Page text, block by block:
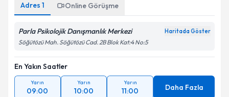
Adres 1 Online Görüşme
Parla Psikolojik Danışmanlık Merkezi Haritada Göster
Söğütözü Mah. Söğütözü Cad. 2B Blok Kat:4 No:5
En Yakın Saatler
Yarın
09:00
Yarın
10:00
Yarın
11:00 Daha Fazla